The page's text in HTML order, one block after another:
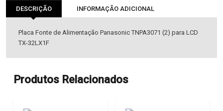
DESCRIÇÃO INFORMAÇÃO ADICIONAL
Placa Fonte de Alimentação Panasonic TNPA3071 (2) para LCD
TX-32LX1F
Produtos Relacionados